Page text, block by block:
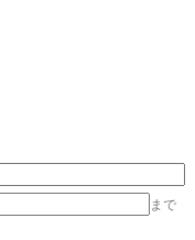
まで